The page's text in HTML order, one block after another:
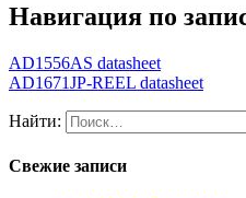
Навигация по
AD1556AS datasheet
AD1671JP-REEL datasheet
Найти:
Свежие записи